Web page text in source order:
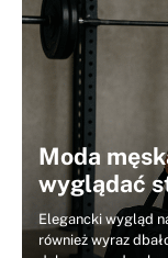
Moda
wyglądać
Elegancki wygląd
również wyraz